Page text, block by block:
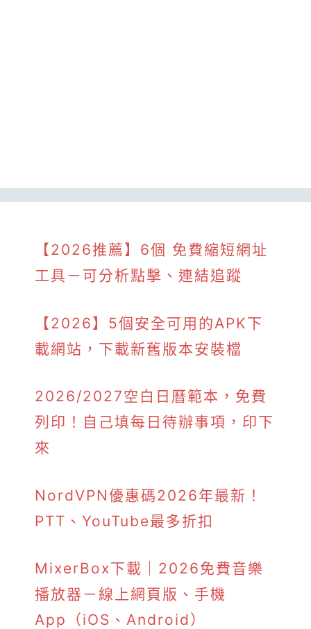
【2026推薦】6個 免費縮短網址
工具－可分析點擊、連結追蹤
【2026】5個安全可用的APK下
載網站，下載新舊版本安裝檔
2026/2027空白日曆範本，免費
列印！自己填每日待辦事項，印下
來
NordVPN優惠碼2026年最新！
PTT、YouTube最多折扣
MixerBox下載｜2026免費音樂
播放器－線上網頁版、手機
App（iOS、Android）